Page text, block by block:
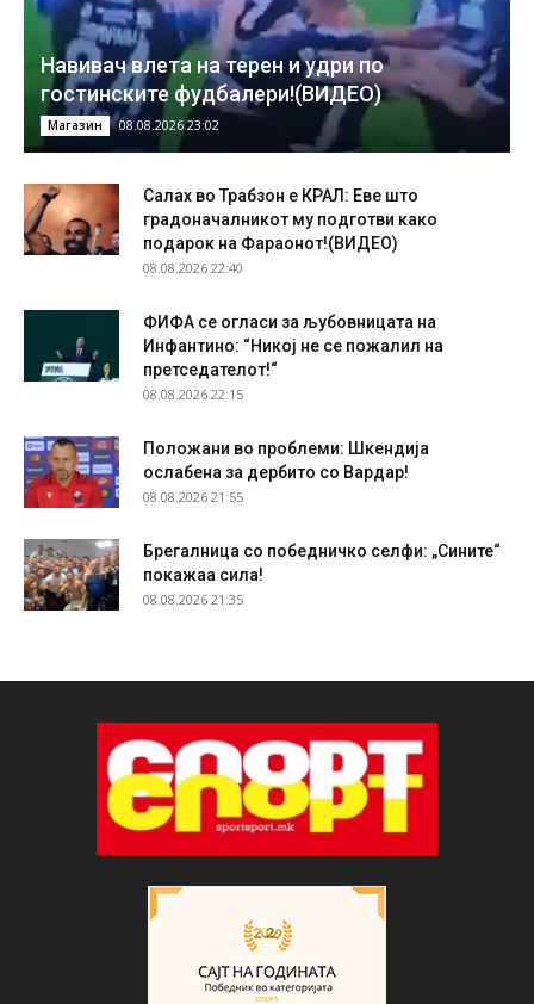
Навивач влета на терен и удри по
гостинските фудбалери!(ВИДЕО)
Магазин 08.08.2026 23:02
Салах во Трабзон е КРАЛ: Еве што
градоначалникот му подготви како
подарок на Фараонот!(ВИДЕО)
08.08.2026 22:40
ФИФА се огласи за љубовницата на
Инфантино: “Никој не се пожалил на
претседателот!“
08.08.2026 22:15
Положани во проблеми: Шкендија
ослабена за дербито со Вардар!
08.08.2026 21:55
Брегалница со победничко селфи: „Сините“
покажаа сила!
08.08.2026 21:35